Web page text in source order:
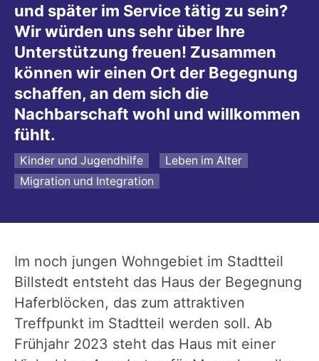
und später im Service tätig zu sein?
Wir würden uns sehr über Ihre
Unterstützung freuen! Zusammen
können wir einen Ort der Begegnung
schaffen, an dem sich die
Nachbarschaft wohl und willkommen
fühlt.
Kinder und Jugendhilfe
Leben im Alter
Migration und Integration
Im noch jungen Wohngebiet im Stadtteil
Billstedt entsteht das Haus der Begegnung
Haferblöcken, das zum attraktiven
Treffpunkt im Stadtteil werden soll. Ab
Frühjahr 2023 steht das Haus mit einer